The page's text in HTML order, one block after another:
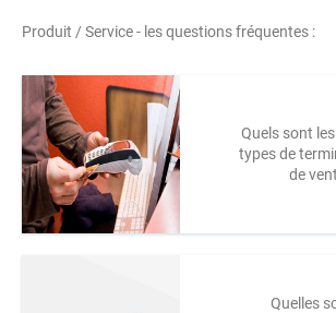
Produit / Service - les questions fréquentes :
Quels sont
types de
de
Quelles